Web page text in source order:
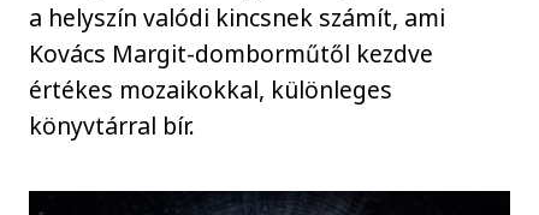
a helyszín valódi kincsnek számít, ami
Kovács Margit-domborműtől kezdve
értékes mozaikokkal, különleges
könyvtárral bír.